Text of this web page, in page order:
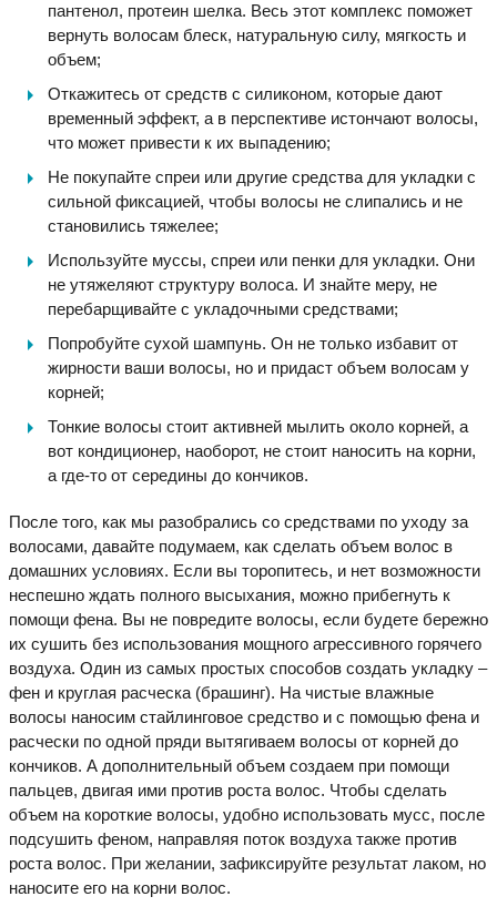
пантенол, протеин шелка. Весь этот комплекс поможет
вернуть волосам блеск, натуральную силу, мягкость и
объем;
Откажитесь от средств с силиконом, которые дают
временный эффект, а в перспективе истончают волосы,
что может привести к их выпадению;
Не покупайте спреи или другие средства для укладки с
сильной фиксацией, чтобы волосы не слипались и не
становились тяжелее;
Используйте муссы, спреи или пенки для укладки. Они
не утяжеляют структуру волоса. И знайте меру, не
перебарщивайте с укладочными средствами;
Попробуйте сухой шампунь. Он не только избавит от
жирности ваши волосы, но и придаст объем волосам у
корней;
Тонкие волосы стоит активней мылить около корней, а
вот кондиционер, наоборот, не стоит наносить на корни,
а где-то от середины до кончиков.
После того, как мы разобрались со средствами по уходу за
волосами, давайте подумаем, как сделать объем волос в
домашних условиях. Если вы торопитесь, и нет возможности
неспешно ждать полного высыхания, можно прибегнуть к
помощи фена. Вы не повредите волосы, если будете бережно
их сушить без использования мощного агрессивного горячего
воздуха. Один из самых простых способов создать укладку –
фен и круглая расческа (брашинг). На чистые влажные
волосы наносим стайлинговое средство и с помощью фена и
расчески по одной пряди вытягиваем волосы от корней до
кончиков. А дополнительный объем создаем при помощи
пальцев, двигая ими против роста волос. Чтобы сделать
объем на короткие волосы, удобно использовать мусс, после
подсушить феном, направляя поток воздуха также против
роста волос. При желании, зафиксируйте результат лаком, но
наносите его на корни волос.